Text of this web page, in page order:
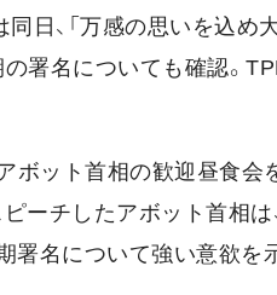
日、「万感の思いを込め
署名についても確認。
ボット首相の歓迎昼食
ーチしたアボット首相
署名について強い意欲を